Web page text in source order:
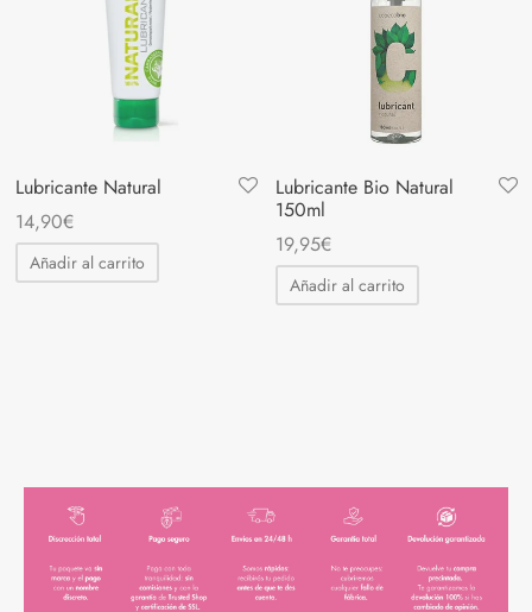
Lubricante Natural
14,90€
Añadir al carrito
Lubricante Bio Natural
150ml
19,95€
Añadir al carrito